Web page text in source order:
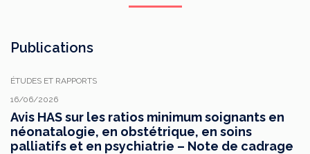
Publications
ÉTUDES ET RAPPORTS
16/06/2026
Avis HAS sur les ratios minimum soignants en
néonatalogie, en obstétrique, en soins
palliatifs et en psychiatrie – Note de cadrage